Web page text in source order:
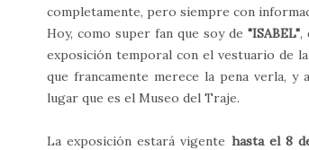
completamente, pero siempre con
Hoy, como super fan que soy de "ISABEL",
exposición temporal con el vestuario de
que francamente merece la pena verla, y
lugar que es el Museo del Traje.
La exposición estará vigente hasta el 8